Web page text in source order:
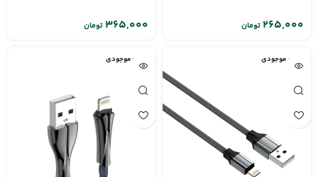
تومان تومان
اتمام موجودی اتمام موجودی